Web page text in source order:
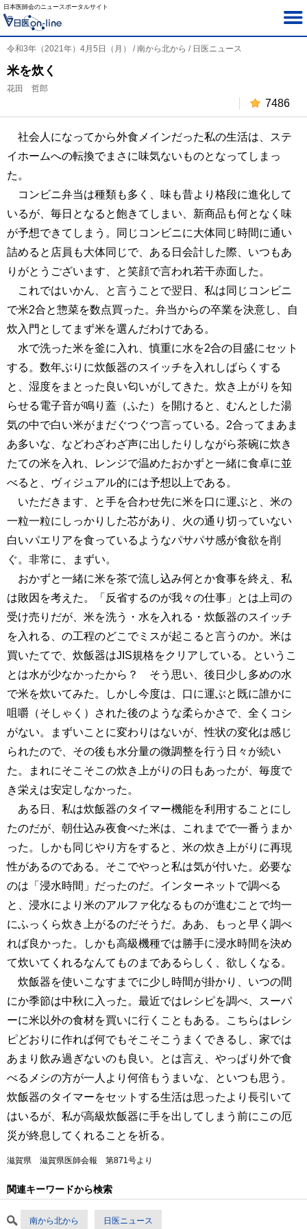
日本医師会のニュースポータルサイト
令和3年（2021年）4月5日（月） / 南から北から / 日医ニュース
米を炊く
花田 哲郎
7486
社会人になってから外食メインだった私の生活は、ステ
イホームへの転換でまさに味気ないものとなってしまっ
た。
コンビニ弁当は種類も多く、味も昔より格段に進化して
いるが、毎日となると飽きてしまい、新商品も何となく味
が予想できてしまう。同じコンビニに大体同じ時間に通い
詰めると店員も大体同じで、ある日会計した際、いつもあ
りがとうございます、と笑顔で言われ若干赤面した。
これではいかん、と言うことで翌日、私は同じコンビニ
で米2合と惣菜を数点買った。弁当からの卒業を決意し、自
炊入門としてまず米を選んだわけである。
水で洗った米を釜に入れ、慎重に水を2合の目盛にセット
する。数年ぶりに炊飯器のスイッチを入れしばらくする
と、湿度をまとった良い匂いがしてきた。炊き上がりを知
らせる電子音が鳴り蓋（ふた）を開けると、むんとした湯
気の中で白い米がまだぐつぐつ言っている。2合ってまあま
あ多いな、などわざわざ声に出したりしながら茶碗に炊き
たての米を入れ、レンジで温めたおかずと一緒に食卓に並
べると、ヴィジュアル的には予想以上である。
いただきます、と手を合わせ先に米を口に運ぶと、米の
一粒一粒にしっかりした芯があり、火の通り切っていない
白いパエリアを食っているようなパサパサ感が食欲を削
ぐ。非常に、まずい。
おかずと一緒に米を茶で流し込み何とか食事を終え、私
は敗因を考えた。「反省するのが我々の仕事」とは上司の
受け売りだが、米を洗う・水を入れる・炊飯器のスイッチ
を入れる、の工程のどこでミスが起こると言うのか。米は
買いたてで、炊飯器はJIS規格をクリアしている。というこ
とは水が少なかったから？ そう思い、後日少し多めの水
で米を炊いてみた。しかし今度は、口に運ぶと既に誰かに
咀嚼（そしゃく）された後のような柔らかさで、全くコシ
がない。まずいことに変わりはないが、性状の変化は感じ
られたので、その後も水分量の微調整を行う日々が続い
た。まれにそこそこの炊き上がりの日もあったが、毎度で
き栄えは安定しなかった。
ある日、私は炊飯器のタイマー機能を利用することにし
たのだが、朝仕込み夜食べた米は、これまでで一番うまか
った。しかも同じやり方をすると、米の炊き上がりに再現
性があるのである。そこでやっと私は気が付いた。必要な
のは「浸水時間」だったのだ。インターネットで調べる
と、浸水により米のアルファ化なるものが進むことで均一
にふっくら炊き上がるのだそうだ。ああ、もっと早く調べ
れば良かった。しかも高級機種では勝手に浸水時間を決め
て炊いてくれるなんてものまであるらしく、欲しくなる。
炊飯器を使いこなすまでに少し時間が掛かり、いつの間
にか季節は中秋に入った。最近ではレシピを調べ、スーパ
ーに米以外の食材を買いに行くこともある。こちらはレシ
ピどおりに作れば何でもそこそこうまくできるし、家では
あまり飲み過ぎないのも良い。とは言え、やっぱり外で食
べるメシの方が一人より何倍もうまいな、といつも思う。
炊飯器のタイマーをセットする生活は思ったより長引いて
はいるが、私が高級炊飯器に手を出してしまう前にこの厄
災が終息してくれることを祈る。
滋賀県 滋賀県医師会報 第871号より
関連キーワードから検索
南から北から 日医ニュース